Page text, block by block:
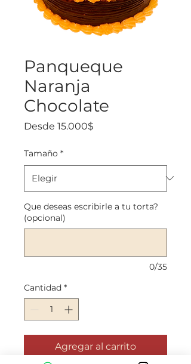
Panqueque
Naranja
Chocolate
Desde 15.000$
Tamaño *
Que deseas escribirle a tu torta?
(opcional)
0/35
Cantidad *
Agregar al carrito